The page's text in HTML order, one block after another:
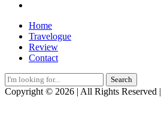
Home
Travelogue
Review
Contact
Search
for:
Copyright © 2026 | All Rights Reserved |